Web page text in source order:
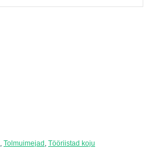
Tolmuimejad Tööriistad koju